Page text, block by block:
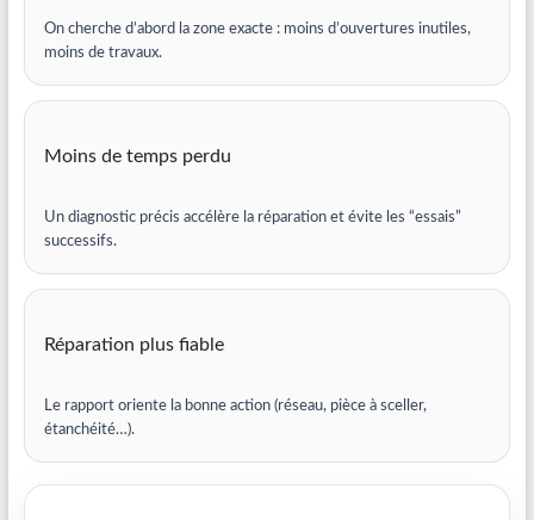
On cherche d’abord la zone exacte : moins d’ouvertures inutiles,
moins de travaux.
Moins de temps perdu
Un diagnostic précis accélère la réparation et évite les “essais”
successifs.
Réparation plus fiable
Le rapport oriente la bonne action (réseau, pièce à sceller,
étanchéité…).